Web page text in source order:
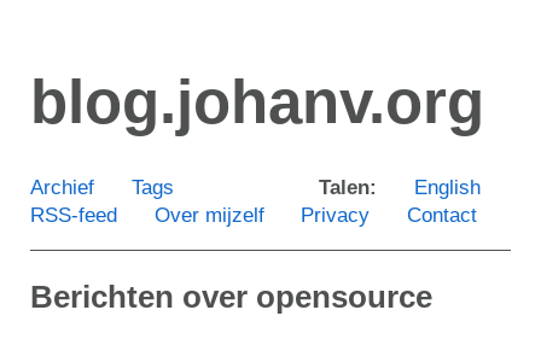
naar
de
blog.johanv.org
Talen: English
Archief
Tags
RSS-feed
Over mijzelf Privacy Contact
Berichten over opensource